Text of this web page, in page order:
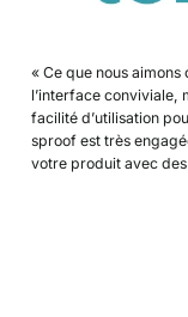
« Ce que nous aimons
l’interface conviviale,
facilité d’utilisation
sproof est très
votre produit avec